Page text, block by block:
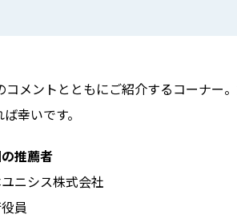
メントとともにご紹介するコーナー
幸いです。
推薦者
ニシス株式会社
員